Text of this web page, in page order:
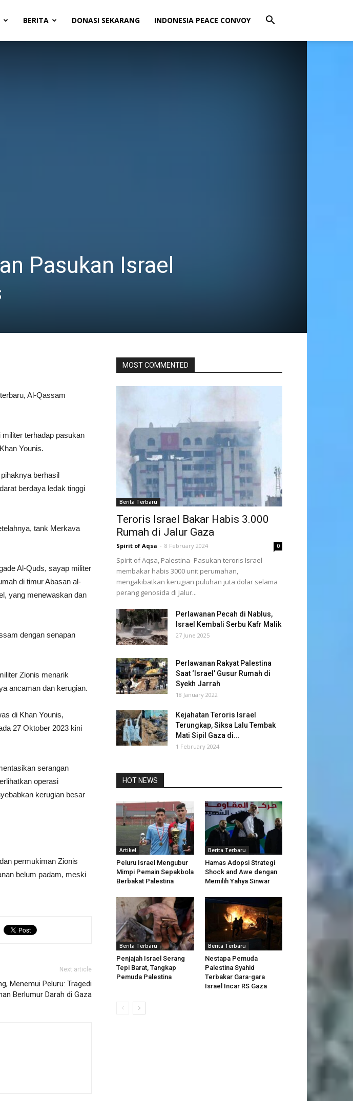
BERITA DONASI SEKARANG INDONESIA PEACE CONVOY
Pasukan Israel
Al-Qassam
terhadap pasukan
Younis.
berhasil
berdaya ledak tinggi
tank Merkava
Al-Quds, sayap militer
di timur Abasan al-
yang menewaskan dan
dengan senapan
Zionis menarik
ancaman dan kerugian.
di Khan Younis,
27 Oktober 2023 kini
serangan
operasi
kerugian besar
permukiman Zionis
belum padam, meski
Next article
Menemui Peluru: Tragedi
Berlumur Darah di Gaza
MOST COMMENTED
Berita Terbaru
Teroris Israel Bakar Habis 3.000
Rumah di Jalur Gaza
Spirit of Aqsa - 8 February 2024 0
Spirit of Aqsa, Palestina- Pasukan teroris Israel
membakar habis 3000 unit perumahan,
mengakibatkan kerugian puluhan juta dolar selama
perang genosida di Jalur...
Perlawanan Pecah di Nablus,
Israel Kembali Serbu Kafr Malik
27 June 2025
Perlawanan Rakyat Palestina
Saat ‘Israel’ Gusur Rumah di
Syekh Jarrah
18 January 2022
Kejahatan Teroris Israel
Terungkap, Siksa Lalu Tembak
Mati Sipil Gaza di...
1 February 2024
HOT NEWS
Artikel
Peluru Israel Mengubur
Mimpi Pemain Sepakbola
Berbakat Palestina
Berita Terbaru
Hamas Adopsi Strategi
Shock and Awe dengan
Memilih Yahya Sinwar
Berita Terbaru
Penjajah Israel Serang
Tepi Barat, Tangkap
Pemuda Palestina
Berita Terbaru
Nestapa Pemuda
Palestina Syahid
Terbakar Gara-gara
Israel Incar RS Gaza